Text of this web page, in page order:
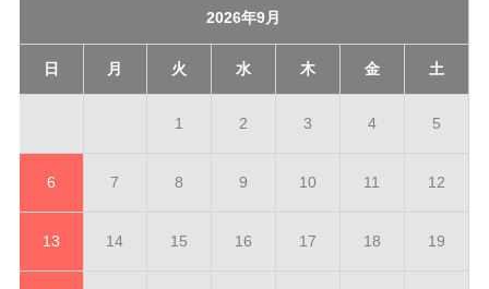
2026年9月
日 月 火 水 木 金 土
1 2 3 4 5
6 7 8 9 10 11 12
13 14 15 16 17 18 19